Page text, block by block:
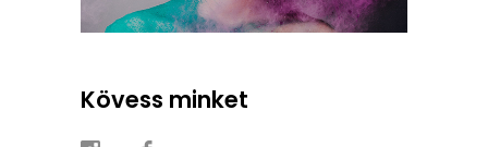
Kövess minket